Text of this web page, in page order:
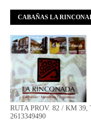
CABAÑAS LA
RUTA PROV. 82 / KM 39,
2613349490